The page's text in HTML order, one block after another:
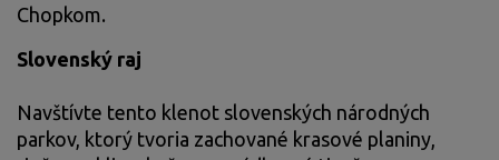
Chopkom.
Slovenský raj
Navštívte tento klenot slovenských národných
parkov, ktorý tvoria zachované krasové planiny,